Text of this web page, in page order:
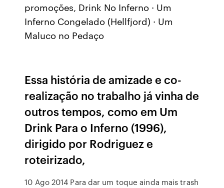
promoções, Drink No Inferno · Um
Inferno Congelado (Hellfjord) · Um
Maluco no Pedaço
Essa história de amizade e co-
realização no trabalho já vinha de
outros tempos, como em Um
Drink Para o Inferno (1996),
dirigido por Rodriguez e
roteirizado,
10 Ago 2014 Para dar um toque ainda mais trash